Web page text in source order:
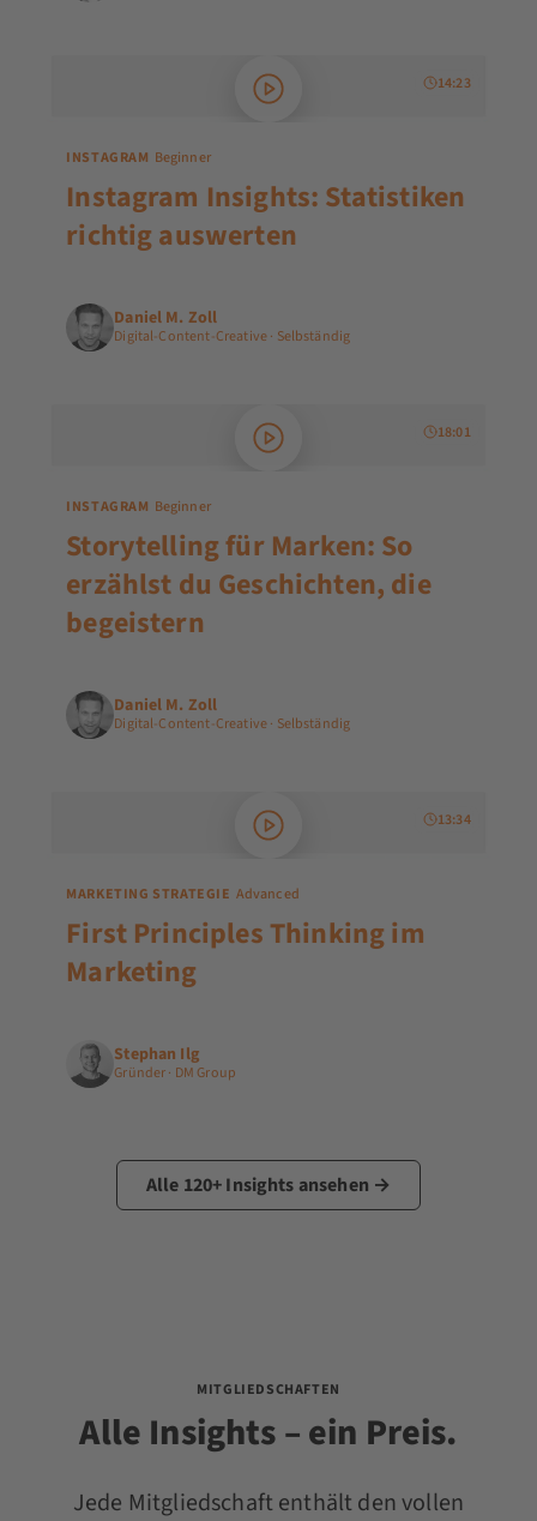
14:23
INSTAGRAM Beginner
Instagram Insights: Statistiken
richtig auswerten
Daniel M. Zoll
Digital-Content-Creative · Selbständig
18:01
INSTAGRAM Beginner
Storytelling für Marken: So
erzählst du Geschichten, die
begeistern
Daniel M. Zoll
Digital-Content-Creative · Selbständig
13:34
MARKETING STRATEGIE Advanced
First Principles Thinking im
Marketing
Stephan Ilg
Gründer · DM Group
Alle 120+ Insights ansehen →
MITGLIEDSCHAFTEN
Alle Insights – ein Preis.
Jede Mitgliedschaft enthält den vollen